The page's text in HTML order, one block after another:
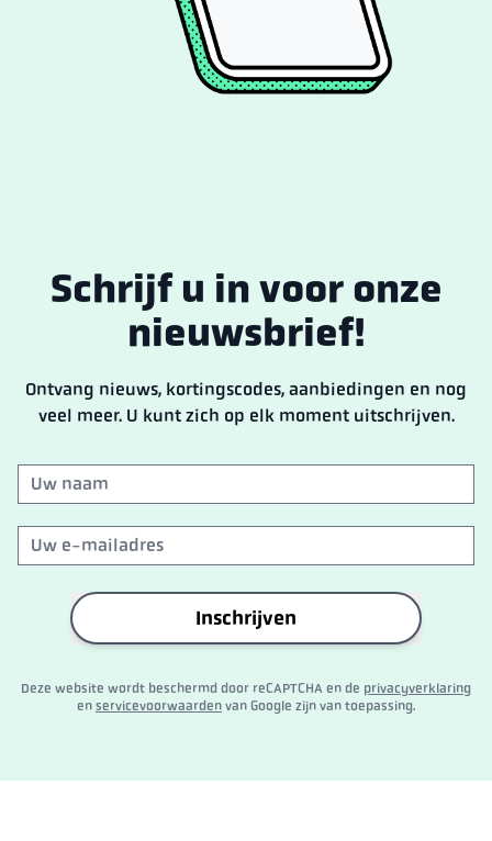
Schrijf u in voor onze
nieuwsbrief!
Ontvang nieuws, kortingscodes, aanbiedingen en nog
veel meer. U kunt zich op elk moment uitschrijven.
Inschrijven
Deze website wordt beschermd door reCAPTCHA en de privacyverklaring
en servicevoorwaarden van Google zijn van toepassing.